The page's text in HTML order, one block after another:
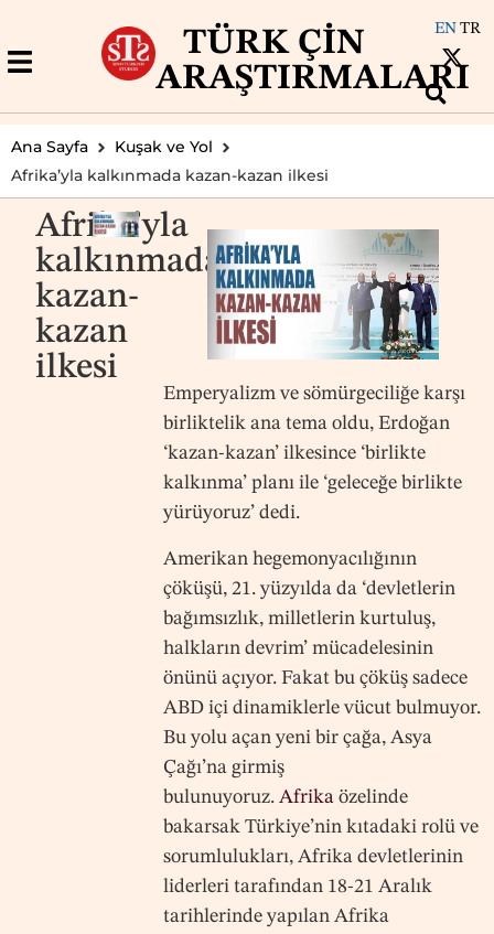
TÜRK ÇIN
ARAŞTIRMALARI
EN TR
Ana Sayfa
Kuşak ve Yol
Afrika’yla kalkınmada kazan-kazan ilkesi
Afrika’yla
kalkınmada
kazan-
kazan
ilkesi
Emperyalizm ve sömürgeciliğe karşı
birliktelik ana tema oldu, Erdoğan
‘kazan-kazan’ ilkesince ‘birlikte
kalkınma’ planı ile ‘geleceğe birlikte
yürüyoruz’ dedi.
Amerikan hegemonyacılığının
çöküşü, 21. yüzyılda da ‘devletlerin
bağımsızlık, milletlerin kurtuluş,
halkların devrim’ mücadelesinin
önünü açıyor. Fakat bu çöküş sadece
ABD içi dinamiklerle vücut bulmuyor.
Bu yolu açan yeni bir çağa, Asya
Çağı’na girmiş
bulunuyoruz. Afrikaözelinde
bakarsak Türkiye’nin kıtadaki rolü ve
sorumlulukları, Afrika devletlerinin
liderleri tarafından 18-21 Aralık
tarihlerinde yapılan Afrika